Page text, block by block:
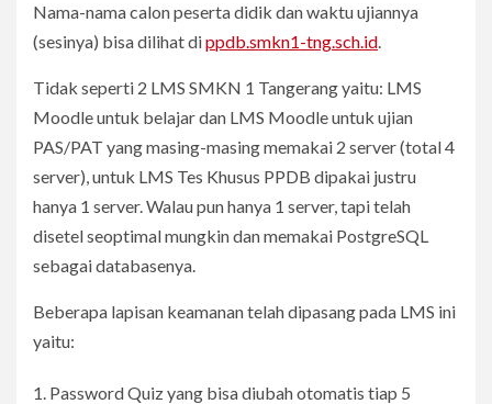
Nama-nama calon peserta didik dan waktu ujiannya
(sesinya) bisa dilihat dippdb.smkn1-tng.sch.id.
Tidak seperti 2 LMS SMKN 1 Tangerang yaitu: LMS
Moodle untuk belajar dan LMS Moodle untuk ujian
PAS/PAT yang masing-masing memakai 2 server (total 4
server), untuk LMS Tes Khusus PPDB dipakai justru
hanya 1 server. Walau pun hanya 1 server, tapi telah
disetel seoptimal mungkin dan memakai PostgreSQL
sebagai databasenya.
Beberapa lapisan keamanan telah dipasang pada LMS ini
yaitu:
Password Quiz yang bisa diubah otomatis tiap 5